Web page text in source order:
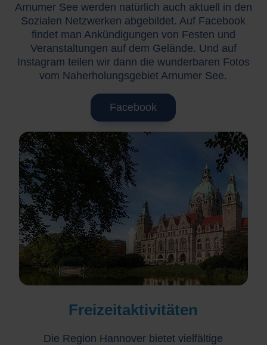
Freizeitaktivitäten
Die Region Hannover bietet vielfältige
Arnumer See werden natürlich auch aktuell in den
Sozialen Netzwerken abgebildet. Auf Facebook
findet man Ankündigungen von Festen und
Veranstaltungen auf dem Gelände. Und auf
Instagram teilen wir dann die wunderbaren Fotos
vom Naherholungsgebiet Arnumer See.
Facebook